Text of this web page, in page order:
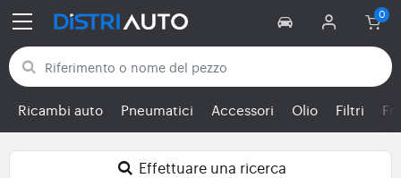
Torna alle categorie
Ricambi auto Pneumatici Accessori Olio Filtri
Effettuare una ricerca